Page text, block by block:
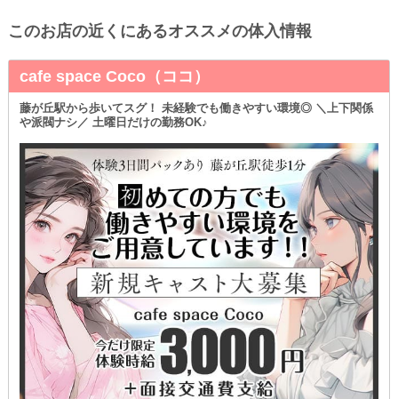
このお店の近くにあるオススメの体入情報
cafe space Coco（ココ）
藤が丘駅から歩いてスグ！ 未経験でも働きやすい環境◎ ＼上下関係
や派閥ナシ／ 土曜日だけの勤務OK♪